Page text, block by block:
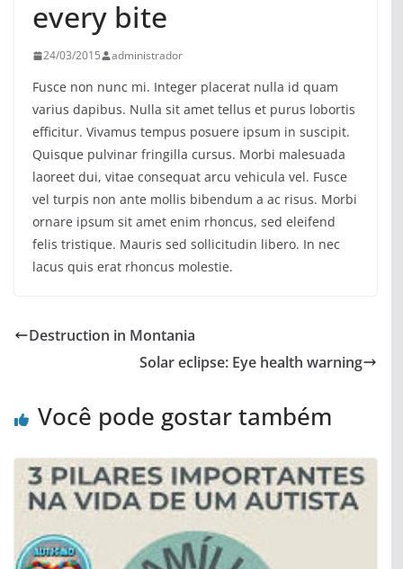
every bite
24/03/2015 administrador
Fusce non nunc mi. Integer placerat nulla id quam
varius dapibus. Nulla sit amet tellus et purus lobortis
efficitur. Vivamus tempus posuere ipsum in suscipit.
Quisque pulvinar fringilla cursus. Morbi malesuada
laoreet dui, vitae consequat arcu vehicula vel. Fusce
vel turpis non ante mollis bibendum a ac risus. Morbi
ornare ipsum sit amet enim rhoncus, sed eleifend
felis tristique. Mauris sed sollicitudin libero. In nec
lacus quis erat rhoncus molestie.
Destruction in Montania
Solar eclipse: Eye health warning
Você pode gostar também